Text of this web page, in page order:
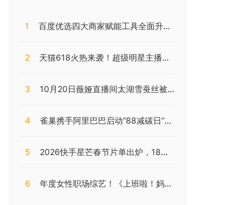
1 百度优选四大商家赋能工具全面升级，持续助推商家降本增效
2 天猫618火热来袭！超级明星主播阵容，共同助阵预售直播盛典
3 10月20日薇娅直播间太湖雪蚕丝被直播开售，开局大卖销量火爆!
4 雀巢携手阿里巴巴启动“88减碳日”，兴起咖啡低碳消费之风
5 2026快手星芒春节片单出炉，18部精品短剧陪伴老铁们过个戏瘾年
6 年度女性职场综艺！《上班啦！妈妈》第二季揭秘直播电商内幕